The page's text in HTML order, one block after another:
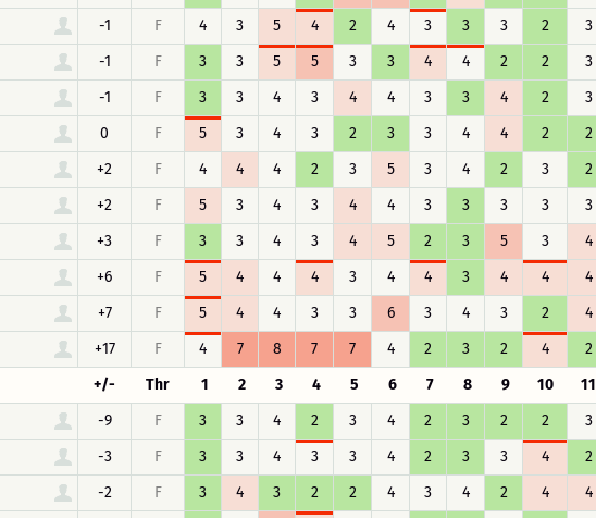
-1 F 4 3 5 4 2 4 3 3 3 2 3
-1 F 3 3 5 5 3 3 4 4 2 2 3
-1 F 3 3 4 3 4 4 3 3 4 2 3
0 F 5 3 4 3 2 3 3 4 4 2 2
+2 F 4 4 4 2 3 5 3 4 2 3 2
+2 F 5 3 4 3 4 4 3 3 3 3 3
+3 F 3 3 4 3 4 5 2 3 5 3 4
+6 F 5 4 4 4 3 4 4 3 4 4 4
+7 F 5 4 4 3 3 6 3 4 3 2 4
+17 F 4 7 8 7 7 4 2 3 2 4 2
+/- Thr 1 2 3 4 5 6 7 8 9 10 11
-9 F 3 3 4 2 3 4 2 3 2 2 3
-3 F 3 3 4 3 3 4 2 3 3 4 2
-2 F 3 4 3 2 2 4 3 4 2 4 4